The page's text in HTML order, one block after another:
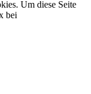
Um diese Seite
bei